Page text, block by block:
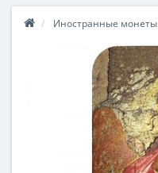
Иностранные монеты